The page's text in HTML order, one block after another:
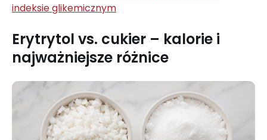
indeksie glikemicznym
Erytrytol vs. cukier – kalorie i
najważniejsze różnice